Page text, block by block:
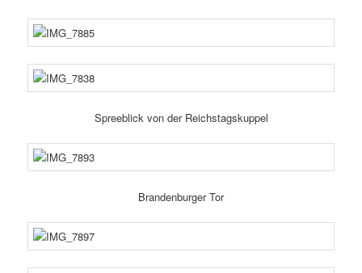
Spreeblick von der Reichstagskuppel
Brandenburger Tor